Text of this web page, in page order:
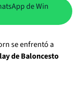
de Win
se enfrentó a
de Baloncesto